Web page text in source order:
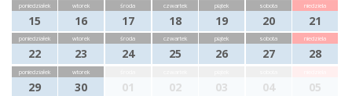
poniedziałek
15
wtorek
16
środa
17
czwartek
18
piątek
19
sobota
20
niedziela
21
poniedziałek
22
wtorek
23
środa
24
czwartek
25
piątek
26
sobota
27
niedziela
28
poniedziałek
29
wtorek
30 01 02 03 04 05